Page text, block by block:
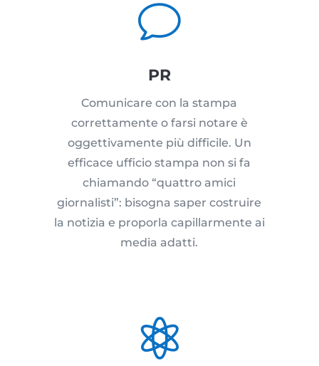
v
PR
Comunicare con la stampa
correttamente o farsi notare è
oggettivamente più difficile. Un
efficace ufficio stampa non si fa
chiamando “quattro amici
giornalisti”: bisogna saper costruire
la notizia e proporla capillarmente ai
media adatti.
